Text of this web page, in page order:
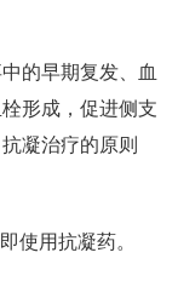
的早期复发、血
形成，促进侧支
凝治疗的原则
使用抗凝药。